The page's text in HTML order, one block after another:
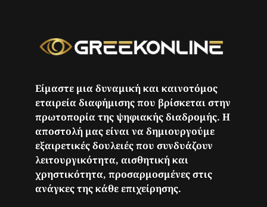
Είμαστε μια δυναμική και καινοτόμος
εταιρεία διαφήμισης που βρίσκεται στην
πρωτοπορία της ψηφιακής διαδρομής. Η
αποστολή μας είναι να δημιουργούμε
εξαιρετικές δουλειές που συνδυάζουν
λειτουργικότητα, αισθητική και
χρηστικότητα, προσαρμοσμένες στις
ανάγκες της κάθε επιχείρησης.